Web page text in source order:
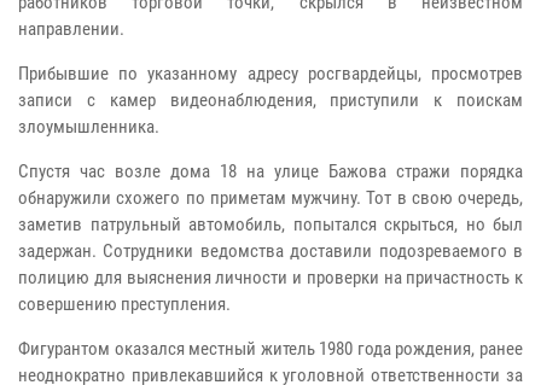
направлении.
Прибывшие по указанному адресу росгвардейцы, просмотрев
записи с камер видеонаблюдения, приступили к поискам
злоумышленника.
Спустя час возле дома 18 на улице Бажова стражи порядка
обнаружили схожего по приметам мужчину. Тот в свою очередь,
заметив патрульный автомобиль, попытался скрыться, но был
задержан. Сотрудники ведомства доставили подозреваемого в
полицию для выяснения личности и проверки на причастность к
совершению преступления.
Фигурантом оказался местный житель 1980 года рождения, ранее
неоднократно привлекавшийся к уголовной ответственности за